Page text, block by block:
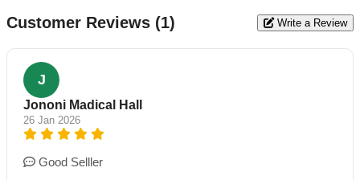
Customer Reviews (1) Write a Review
J
Jononi Madical Hall
26 Jan 2026
Good Selller